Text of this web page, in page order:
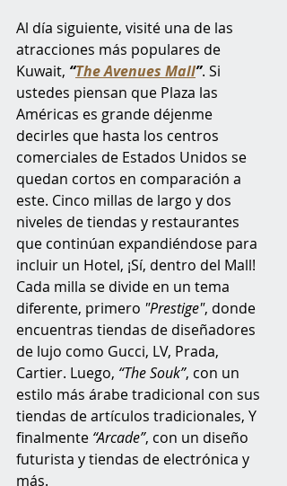
Al día siguiente, visité una de las
atracciones más populares de
Kuwait, “The Avenues Mall”. Si
ustedes piensan que Plaza las
Américas es grande déjenme
decirles que hasta los centros
comerciales de Estados Unidos se
quedan cortos en comparación a
este. Cinco millas de largo y dos
niveles de tiendas y restaurantes
que continúan expandiéndose para
incluir un Hotel, ¡Sí, dentro del Mall!
Cada milla se divide en un tema
diferente, primero "Prestige", donde
encuentras tiendas de diseñadores
de lujo como Gucci, LV, Prada,
Cartier. Luego, “The Souk”, con un
estilo más árabe tradicional con sus
tiendas de artículos tradicionales, Y
finalmente “Arcade”, con un diseño
futurista y tiendas de electrónica y
más.